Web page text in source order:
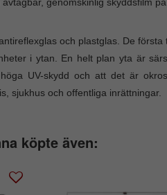
och plastglas. De
i ytan. En helt plan yta är
UV-skydd och att det är
sjukhus och offentliga inrättningar.
köpte även: